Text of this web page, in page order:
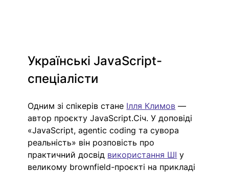
Українські JavaScript-
спеціалісти
Одним зі спікерів стане Ілля Климов —
автор проєкту JavaScript.Січ. У доповіді
«JavaScript, agentic coding та сувора
реальність» він розповість про
практичний досвід використання ШІ у
великому brownfield-проєкті на прикладі